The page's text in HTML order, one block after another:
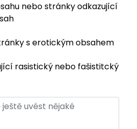
nebo stránky odkazující
s erotickým obsahem
rasistický nebo fašistitcký